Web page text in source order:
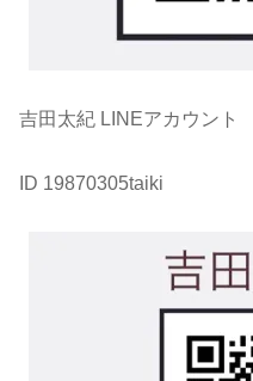
吉田太紀 LINEアカウント
ID 19870305taiki